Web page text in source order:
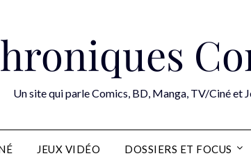
Un site qui parle Comics, BD, Manga, TV/Ciné et
JEUX VIDÉO DOSSIERS ET FOCUS